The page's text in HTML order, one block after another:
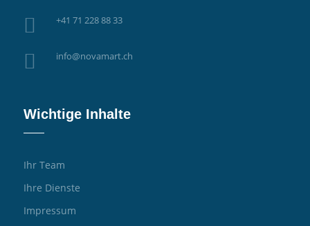
 +41 71 228 88 33
 info@novamart.ch
Wichtige Inhalte
Ihr Team
Ihre Dienste
Impressum